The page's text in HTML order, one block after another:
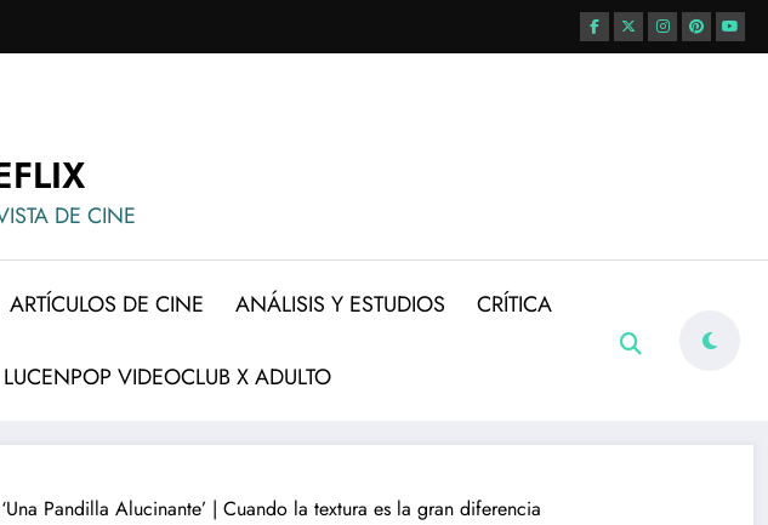
DE CINE
ARTÍCULOS DE CINE ANÁLISIS Y ESTUDIOS CRÍTICA
LUCENPOP VIDEOCLUB X ADULTO
Pandilla Alucinante’ | Cuando la textura es la gran diferencia